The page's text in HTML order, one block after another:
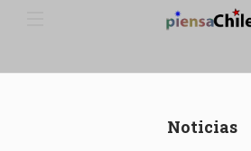
Noticias